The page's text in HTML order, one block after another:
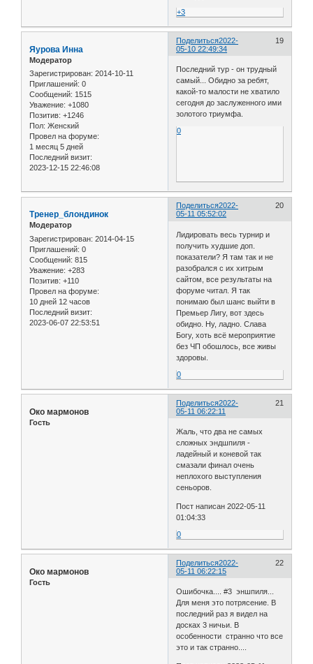
+3
Поделиться 19
2022-
05-10 22:49:34
Яурова Инна
Модератор
Зарегистрирован: 2014-10-11
Приглашений: 0
Сообщений: 1515
Уважение: +1080
Позитив: +1246
Пол: Женский
Провел на форуме:
1 месяц 5 дней
Последний визит:
2023-12-15 22:46:08
Последний тур - он трудный
самый... Обидно за ребят,
какой-то малости не хватило
сегодня до заслуженного ими
золотого триумфа.
0
Поделиться 20
2022-
05-11 05:52:02
Тренер_блондинок
Модератор
Зарегистрирован: 2014-04-15
Приглашений: 0
Сообщений: 815
Уважение: +283
Позитив: +110
Провел на форуме:
10 дней 12 часов
Последний визит:
2023-06-07 22:53:51
Лидировать весь турнир и
получить худшие доп.
показатели? Я там так и не
разобрался с их хитрым
сайтом, все результаты на
форуме читал. Я так
понимаю был шанс выйти в
Премьер Лигу, вот здесь
обидно. Ну, ладно. Слава
Богу, хоть всё мероприятие
без ЧП обошлось, все живы
здоровы.
0
Поделиться 21
2022-
05-11 06:22:11
Око мармонов
Гость
Жаль, что два не самых
сложных эндшпиля -
ладейный и коневой так
смазали финал очень
неплохого выступления
сеньоров.
Пост написан 2022-05-11
01:04:33
0
Поделиться 22
2022-
05-11 06:22:15
Око мармонов
Гость
Ошибочка.... #3 эншпиля...
Для меня это потрясение. В
последний раз я видел на
досках 3 ничьи. В
особенности странно что все
это и так странно....